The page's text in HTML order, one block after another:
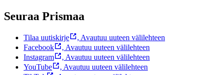
Seuraa Prismaa
Tilaa uutiskirje , Avautuu uuteen välilehteen
Facebook
, Avautuu uuteen välilehteen
Instagram
, Avautuu uuteen välilehteen
YouTube
, Avautuu uuteen välilehteen